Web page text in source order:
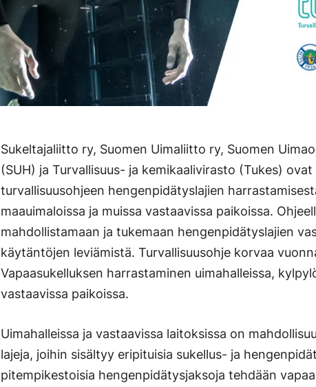
Sukeltajaliitto ry, Suomen Uimaliitto ry, Suomen
(SUH) ja Turvallisuus- ja kemikaalivirasto (Tukes)
turvallisuusohjeen hengenpidätyslajien
maauimaloissa ja muissa vastaavissa paikoissa.
mahdollistamaan ja tukemaan hengenpidätyslajien
käytäntöjen leviämistä. Turvallisuusohje korvaa
Vapaasukelluksen harrastaminen uimahalleissa,
vastaavissa paikoissa.
Uimahalleissa ja vastaavissa laitoksissa on
lajeja, joihin sisältyy eripituisia sukellus- ja
pitempikestoisia hengenpidätysjaksoja tehdään